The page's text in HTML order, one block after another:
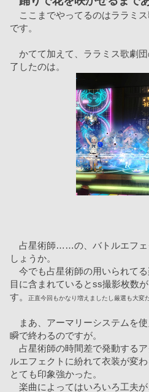
ここまでやってるのはララミ
です。
かてて加えて、ララミス歌劇
了したのは。
占星術師……の、バトルエフェ
しょうか。
今でも占星術師の用いられて
目に含まれているとss撮影枚数
す。
正直今回もかなり増えましたし厳選も大変
まあ、アーマリーシステムを
瞬で終わるのですが。
占星術師の時間差で発動する
ルエフェクトに紛れて衣装が変
とても印象強かった。
楽曲によってはいろいろ工夫